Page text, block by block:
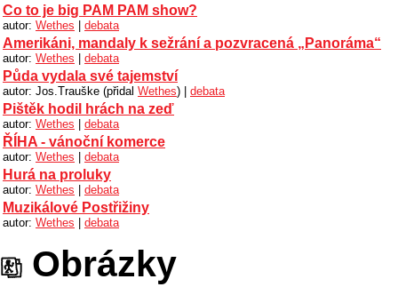
Co to je big PAM PAM show?
autor: Wethes | debata
Amerikáni, mandaly k sežrání a pozvracená „Panoráma“
autor: Wethes | debata
Půda vydala své tajemství
autor: Jos.Trauške (přidal Wethes) | debata
Pištěk hodil hrách na zeď
autor: Wethes | debata
ŘÍHA - vánoční komerce
autor: Wethes | debata
Hurá na proluky
autor: Wethes | debata
Muzikálové Postřižiny
autor: Wethes | debata
Obrázky